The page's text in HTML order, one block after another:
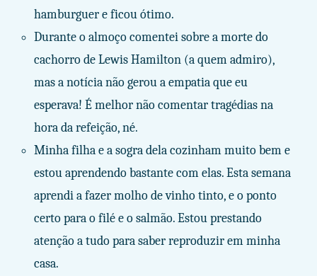
hamburguer e ficou ótimo.
Durante o almoço comentei sobre a morte do
cachorro de Lewis Hamilton (a quem admiro),
mas a notícia não gerou a empatia que eu
esperava! É melhor não comentar tragédias na
hora da refeição, né.
Minha filha e a sogra dela cozinham muito bem e
estou aprendendo bastante com elas. Esta semana
aprendi a fazer molho de vinho tinto, e o ponto
certo para o filé e o salmão. Estou prestando
atenção a tudo para saber reproduzir em minha
casa.